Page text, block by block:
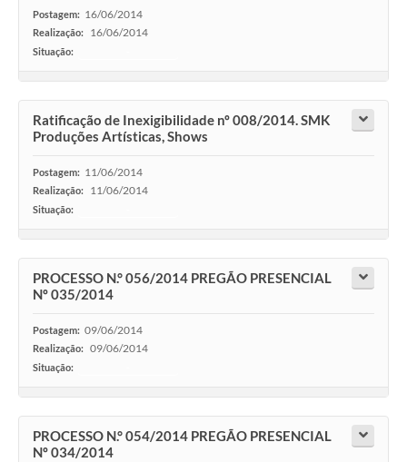
Postagem: 16/06/2014
Realização: 16/06/2014
Situação:
Ratificação de Inexigibilidade nº 008/2014. SMK
Produções Artísticas, Shows
Postagem: 11/06/2014
Realização: 11/06/2014
Situação:
PROCESSO N.° 056/2014 PREGÃO PRESENCIAL
Nº 035/2014
Postagem: 09/06/2014
Realização: 09/06/2014
Situação:
PROCESSO N.° 054/2014 PREGÃO PRESENCIAL
Nº 034/2014